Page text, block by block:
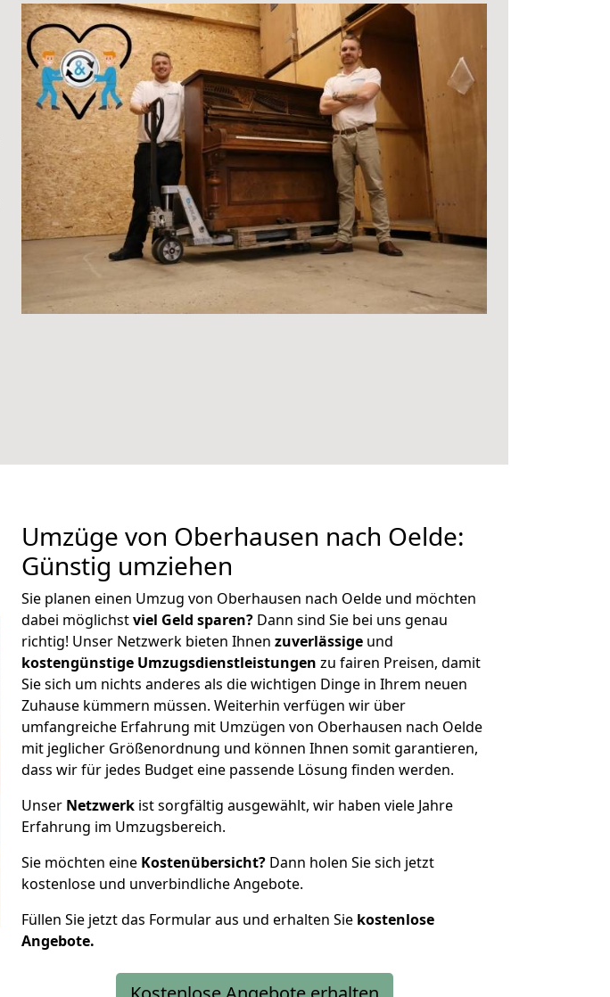
Umzüge von Oberhausen nach Oelde:
Günstig umziehen
Sie planen einen Umzug von Oberhausen nach Oelde und möchten
dabei möglichstviel Geld sparen? Dann sind Sie bei uns genau
richtig! Unser Netzwerk bieten Ihnen zuverlässige und
kostengünstige Umzugsdienstleistungen zu fairen Preisen, damit
Sie sich um nichts anderes als die wichtigen Dinge in Ihrem neuen
Zuhause kümmern müssen. Weiterhin verfügen wir über
umfangreiche Erfahrung mit Umzügen von Oberhausen nach Oelde
mit jeglicher Größenordnung und können Ihnen somit garantieren,
dass wir für jedes Budget eine passende Lösung finden werden.
Unser Netzwerk ist sorgfältig ausgewählt, wir haben viele Jahre
Erfahrung im Umzugsbereich.
Sie möchten eine Kostenübersicht? Dann holen Sie sich jetzt
kostenlose und unverbindliche Angebote.
Füllen Sie jetzt das Formular aus und erhalten Sie kostenlose
Angebote.